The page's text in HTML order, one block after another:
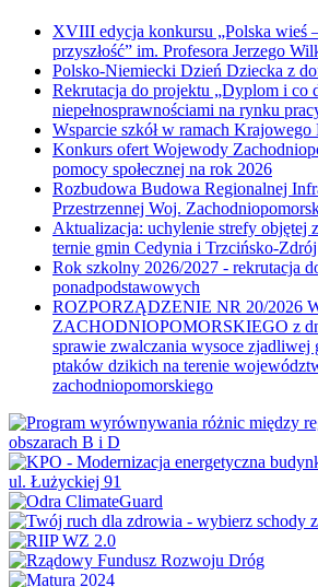
XVIII edycja konkursu „Polska wieś
przyszłość” im. Profesora Jerzego
Polsko-Niemiecki Dzień Dziecka z
Rekrutacja do projektu „Dyplom i co
niepełnosprawnościami na rynku
Wsparcie szkół w ramach
Konkurs ofert Wojewody
pomocy społecznej na rok 2026
Rozbudowa Budowa Regionalnej
Przestrzennej Woj.
Aktualizacja: uchylenie strefy objętej
ternie gmin Cedynia i Trzcińsko-Zdrój
Rok szkolny 2026/2027 - rekrutacja
ponadpodstawowych
ROZPORZĄDZENIE NR 20/2026
ZACHODNIOPOMORSKIEGO z
sprawie zwalczania wysoce
ptaków dzikich na terenie
zachodniopomorskiego